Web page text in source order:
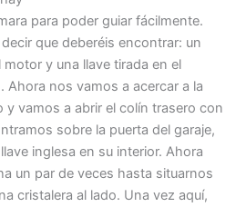
para poder guiar fácilmente.
que deberéis encontrar: un
y una llave tirada en el
Ahora nos vamos a acercar a la
y vamos a abrir el colín trasero con
sobre la puerta del garaje,
inglesa en su interior. Ahora
un par de veces hasta situarnos
cristalera al lado. Una vez aquí,